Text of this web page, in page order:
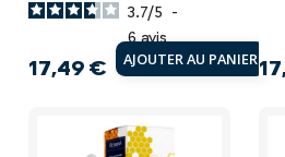
Prix
17,49 € AJOUTER AU PANIER
3.7/5 -
6 avis